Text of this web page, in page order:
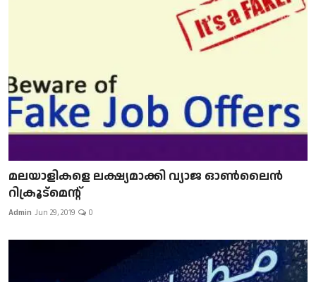
മലയാളികളെ ലക്ഷ്യമാക്കി വ്യാജ ഓൺലൈൻ
റിക്രൂട്മെന്റ്
Admin Jun 29, 2019 0